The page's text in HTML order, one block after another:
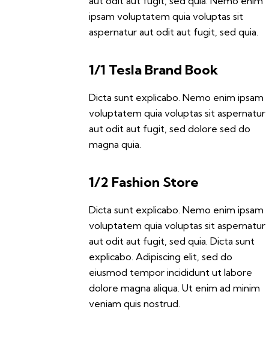
ipsam voluptatem quia voluptas sit
aspernatur aut odit aut fugit, sed quia.
1/1 Tesla Brand Book
Dicta sunt explicabo. Nemo enim ipsam
voluptatem quia voluptas sit aspernatur
aut odit aut fugit, sed dolore sed do
magna quia.
1/2 Fashion Store
Dicta sunt explicabo. Nemo enim ipsam
voluptatem quia voluptas sit aspernatur
aut odit aut fugit, sed quia. Dicta sunt
explicabo. Adipiscing elit, sed do
eiusmod tempor incididunt ut labore
dolore magna aliqua. Ut enim ad minim
veniam quis nostrud.